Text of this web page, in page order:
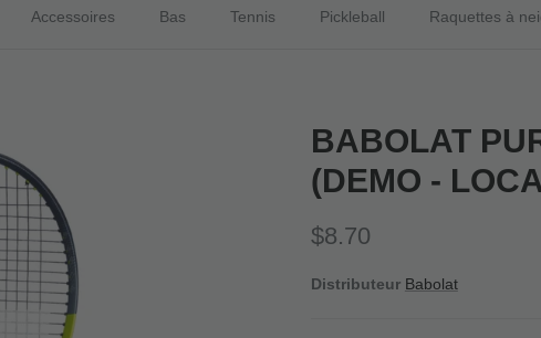
Accessoires Bas Tennis Pickleball Raquettes à
BABOLAT
(DEMO -
Prix habituel
$8.70
Distributeur Babolat